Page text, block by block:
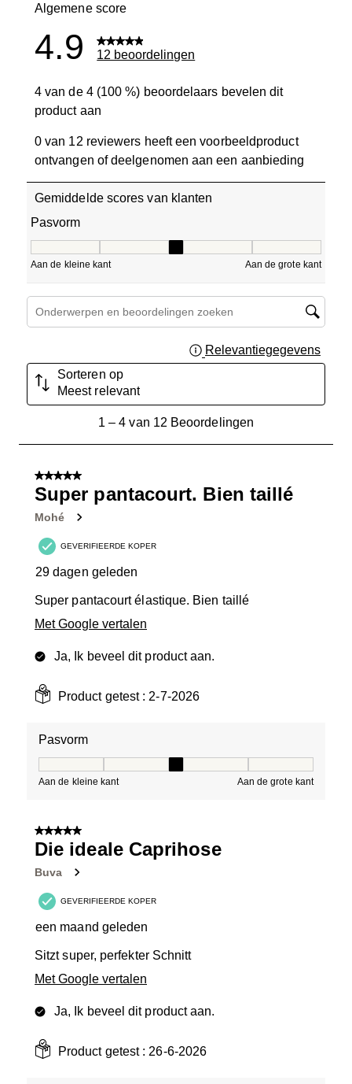
Algemene score
4.9 12 beoordelingen
4 van de 4 (100 %) beoordelaars bevelen dit
product aan
0 van 12 reviewers heeft een voorbeeldproduct
ontvangen of deelgenomen aan een aanbieding
Gemiddelde scores van klanten
Pasvorm
Aan de kleine kant Aan de grote kant
Onderwerpen en beoordelingen zoeken per regio
Relevantiegegevens
Sorteren op
Meest relevant
van
Beoordelingen.
1 – 4 van 12 Beoordelingen
5 van 5 sterren.
Super pantacourt. Bien taillé
Mohé
GEVERIFIEERDE KOPER
29 dagen geleden
Super pantacourt élastique. Bien taillé
Met Google vertalen
Ja, Ik beveel dit product aan.
Product getest :2-7-2026
Pasvorm
Aan de kleine kant Aan de grote kant
5 van 5 sterren.
Die ideale Caprihose
Buva
GEVERIFIEERDE KOPER
een maand geleden
Sitzt super, perfekter Schnitt
Met Google vertalen
Ja, Ik beveel dit product aan.
Product getest :26-6-2026